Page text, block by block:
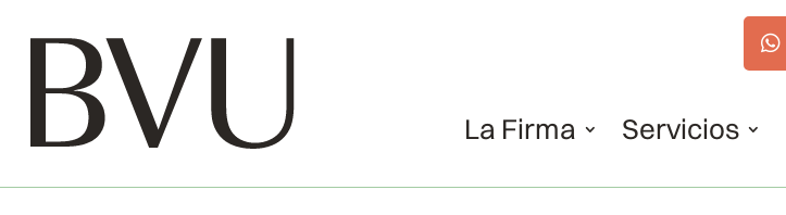
La Firma Servicios